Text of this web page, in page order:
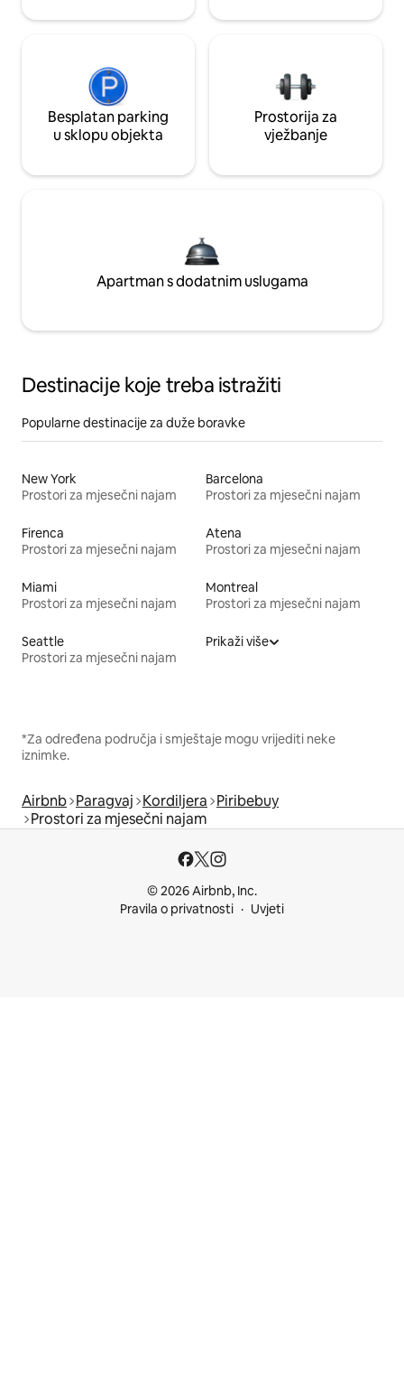
Besplatan parking
u sklopu objekta
Prostorija za
vježbanje
Apartman s dodatnim uslugama
Destinacije koje treba istražiti
Popularne destinacije za duže boravke
New York
Prostori za mjesečni najam
Barcelona
Prostori za mjesečni najam
Firenca
Prostori za mjesečni najam
Atena
Prostori za mjesečni najam
Miami
Prostori za mjesečni najam
Montreal
Prostori za mjesečni najam
Seattle
Prostori za mjesečni najam
Prikaži više
*Za određena područja i smještaje mogu vrijediti neke
iznimke.
Airbnb Paragvaj Kordiljera Piribebuy
Prostori za mjesečni najam
© 2026 Airbnb, Inc.
Pravila o privatnosti
Uvjeti